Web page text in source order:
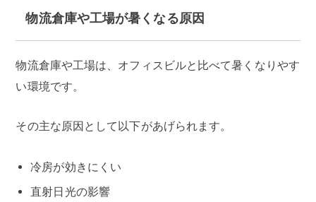
物流倉庫や工場が暑くなる原因
物流倉庫や工場は、オフィスビルと比べて暑くなりやす
い環境です。
その主な原因として以下があげられます。
冷房が効きにくい
直射日光の影響